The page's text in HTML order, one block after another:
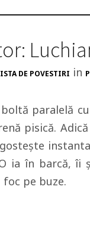
DE POVESTIRI in
paralelă
pisică.
ia în barcă, îi
pe buze.